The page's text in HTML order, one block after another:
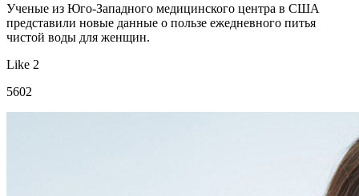
Ученые из Юго-Западного медицинского центра в США
представили новые данные о пользе ежедневного питья
чистой воды для женщин.
Like 2
5602